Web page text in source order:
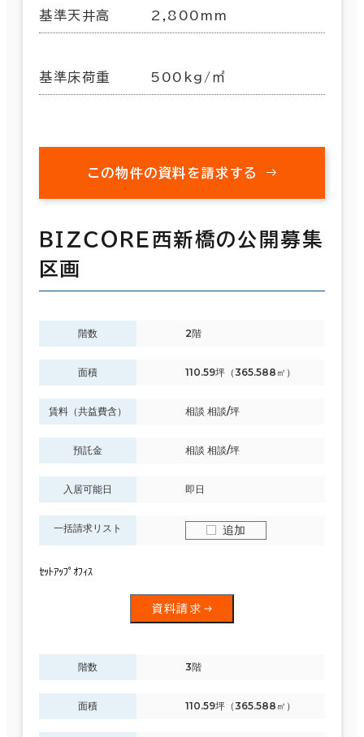
基準天井高 2,800mm
基準床荷重 500kg/㎡
この物件の資料を請求する
ＢＩＺＣＯＲＥ西新橋の公開募集
区画
階数 2階
面積 110.59坪（365.588㎡）
賃料（共益費含） 相談 相談/坪
預託金 相談 相談/坪
入居可能日 即日
一括請求リスト 追加
ｾｯﾄｱｯﾌﾟｵﾌｨｽ
資料請求
階数 3階
面積 110.59坪（365.588㎡）